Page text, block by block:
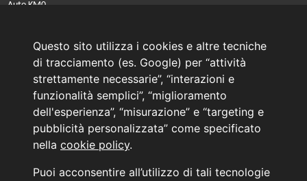
Questo sito utilizza i cookies e altre tecniche
di tracciamento (es. Google) per “attività
strettamente necessarie”, “interazioni e
funzionalità semplici”, “miglioramento
dell'esperienza”, “misurazione” e “targeting e
pubblicità personalizzata” come specificato
nella cookie policy.
Puoi acconsentire all’utilizzo di tali tecnologie
Auto KM0
PRENOTA IL TUO INTERVENTO DI OFFICINA
PRENOTA LA REVISIONE DELLA TUA AUTO
Consulente Online Usato: 0805608980
Consulente Online Hyundai: 0805608985
AUTO PLANET BARI SRL | BARI, via Zippitelli 32-34 - CAP 70132 | P.I. 05126720720